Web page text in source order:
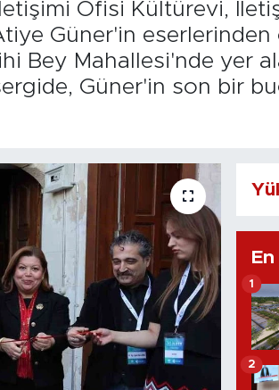
Ofisi Kültürevi,
Güner'in
Bey Mahallesi'nde yer
Güner'in son bir
1
2